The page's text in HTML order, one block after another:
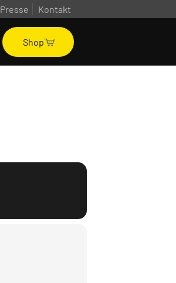
Presse Kontakt
Shop